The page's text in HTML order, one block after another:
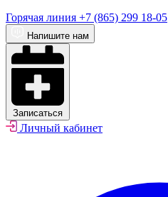
Горячая линия +7 (865) 299 18-05
Напишите нам
Записаться
Личный кабинет